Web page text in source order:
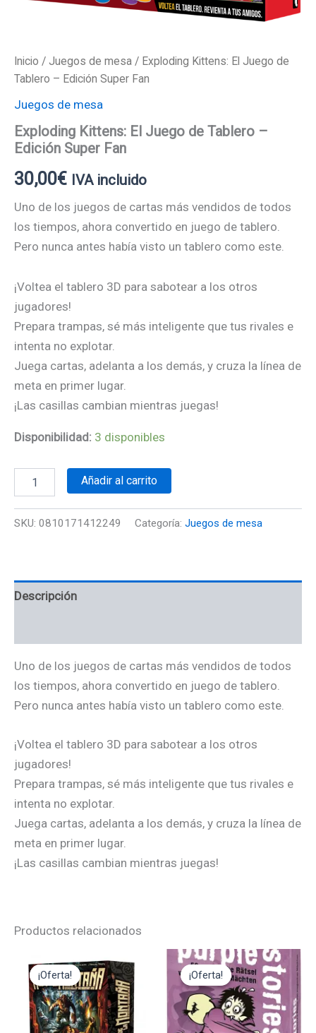
Inicio / Juegos de mesa / Exploding Kittens: El Juego de
Tablero – Edición Super Fan
Juegos de mesa
Exploding Kittens: El Juego de Tablero –
Edición Super Fan
30,00€ IVA incluido
Uno de los juegos de cartas más vendidos de todos
los tiempos, ahora convertido en juego de tablero.
Pero nunca antes había visto un tablero como este.
¡Voltea el tablero 3D para sabotear a los otros
jugadores!
Prepara trampas, sé más inteligente que tus rivales e
intenta no explotar.
Juega cartas, adelanta a los demás, y cruza la línea de
meta en primer lugar.
¡Las casillas cambian mientras juegas!
Disponibilidad: 3 disponibles
Añadir al carrito
SKU: 0810171412249 Categoría: Juegos de mesa
Descripción
Uno de los juegos de cartas más vendidos de todos
los tiempos, ahora convertido en juego de tablero.
Pero nunca antes había visto un tablero como este.
¡Voltea el tablero 3D para sabotear a los otros
jugadores!
Prepara trampas, sé más inteligente que tus rivales e
intenta no explotar.
Juega cartas, adelanta a los demás, y cruza la línea de
meta en primer lugar.
¡Las casillas cambian mientras juegas!
Productos relacionados
¡Oferta!
¡Oferta!
precio
original
era:
49,95€.
precio
actual
es:
44,95€.
¡Oferta!
¡Oferta!
El
precio
original
era:
12,95€.
El
precio
actual
es:
11,65€.